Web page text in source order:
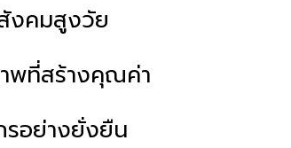
งคมสูงวัย
พที่สร้างคุณค่า
อย่างยั่งยืน